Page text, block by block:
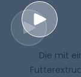
Die mit